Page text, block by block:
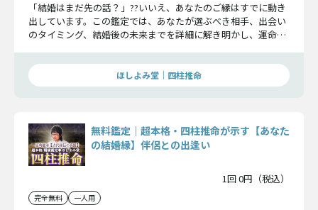
「結婚はまだ先の話？」??いいえ、あなたのご縁はすでに動き
出しています。この鑑定では、あなたが選ぶべき相手、出会い
のタイミング、結婚後の未来までを詳細に解き明かし、運命の
準備、始めてみませんか？
ほしよみ堂｜四柱推命
無料鑑定｜超本格・四柱推命が示す【あなた
の結婚縁】伴侶との出逢い
1回 0円（税込）
完全無料 一人用